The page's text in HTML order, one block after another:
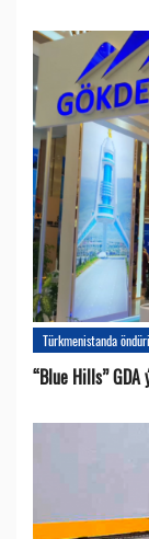
Türkmenistanda
“Blue Hills”